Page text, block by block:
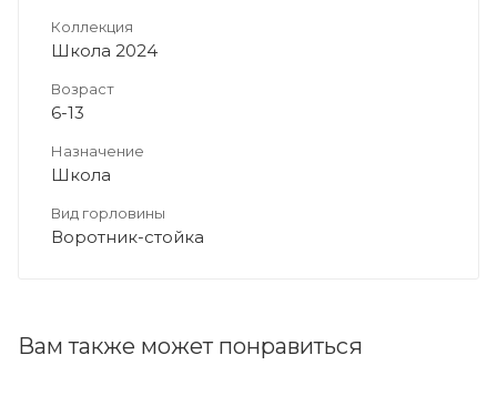
Коллекция
Школа 2024
Возраст
6-13
Назначение
Школа
Вид горловины
Воротник-стойка
Вам также может понравиться